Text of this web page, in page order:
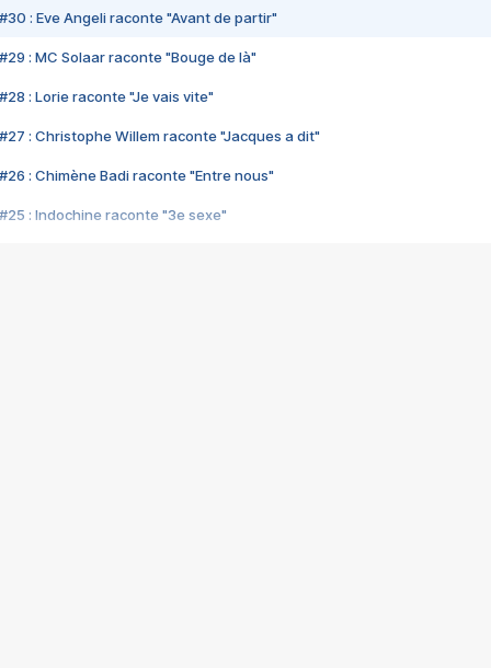
#30 : Eve Angeli raconte "Avant de partir"
#29 : MC Solaar raconte "Bouge de là"
#28 : Lorie raconte "Je vais vite"
#27 : Christophe Willem raconte "Jacques a dit"
#26 : Chimène Badi raconte "Entre nous"
#25 : Indochine raconte "3e sexe"